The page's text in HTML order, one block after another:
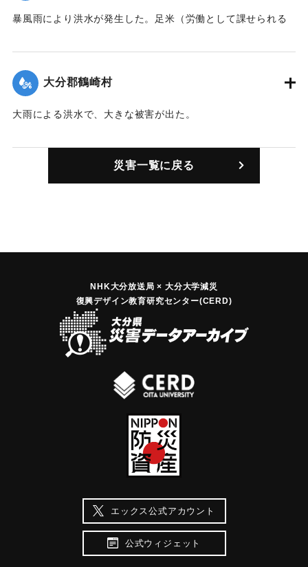
暴風雨により洪水が発生した。足米（労働として課せられる
大分郡鶴崎村
大雨による洪水で、大きな被害が出た。
｜固有コード:00208003
災害一覧に戻る
NHK大分放送局 × 大分大学減災
復興デザイン教育研究センター(CERD)
エックス公式アカウント
公式ウィジェット